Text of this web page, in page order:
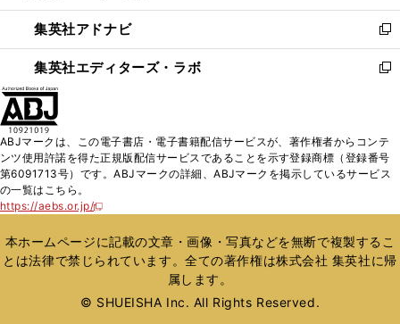
開
く
ウ
で
開
く
ン
ド
ウ
で
ウ
ィ
ン
ド
く
集英社アドナビ
新
し
い
ド
ウ
で
集英社エディターズ・ラボ
新
ィ
ン
ド
開
く
ABJマークは、この電子書店・電子書籍配信サービスが、著作権者からコンテ
ンツ使用許諾を得た正規版配信サービスであることを示す登録商標（登録番号
第6091713号）です。ABJマークの詳細、ABJマークを掲示しているサービス
の一覧はこちら。
https://aebs.or.jp/
新
い
ウ
ィ
ウ
本ホームページに記載の文章・画像・写真などを無断で複製するこ
とは法律で禁じられています。全ての著作権は株式会社 集英社に帰
属します。
© SHUEISHA Inc. All Rights Reserved.